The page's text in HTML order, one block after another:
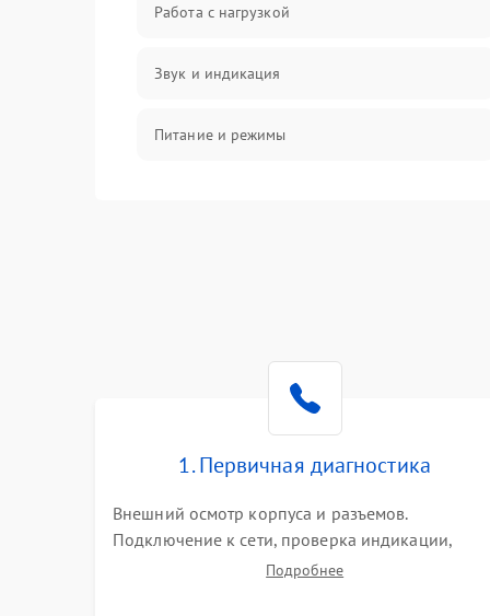
Работа с нагрузкой
Звук и индикация
Питание и режимы
1. Первичная диагностика
Внешний осмотр корпуса и разъемов.
Подключение к сети, проверка индикации,
звуковых сигналов и кодов ошибок. Измерение
Подробнее